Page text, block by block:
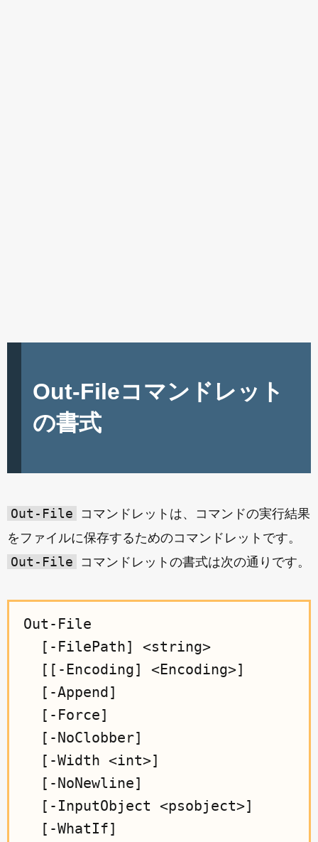
Out-Fileコマンドレット
の書式
Out-File
コマンドレットは、コマンドの実行結果
をファイルに保存するためのコマンドレットです。
Out-File コマンドレットの書式は次の通りです。
Out-File
  [-FilePath] <string>
  [[-Encoding] <Encoding>]
  [-Append]
  [-Force]
  [-NoClobber]
  [-Width <int>]
  [-NoNewline]
  [-InputObject <psobject>]
  [-WhatIf]